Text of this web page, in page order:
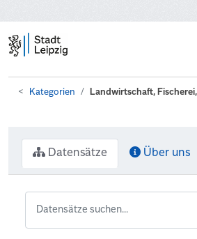
Kategorien Landwirtschaft,
Datensätze Über uns